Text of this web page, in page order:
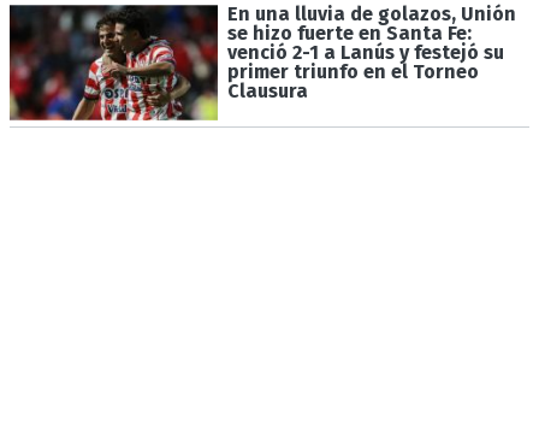
En una lluvia de golazos, Unión
se hizo fuerte en Santa Fe:
venció 2-1 a Lanús y festejó su
primer triunfo en el Torneo
Clausura